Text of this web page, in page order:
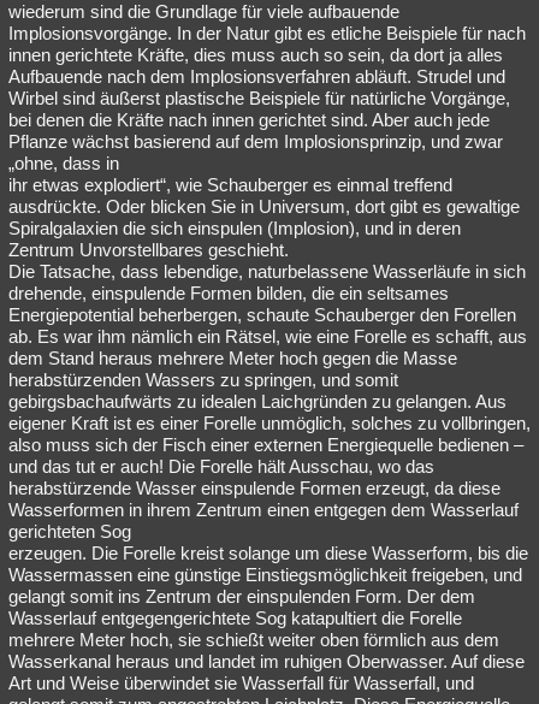
wiederum sind die Grundlage für viele aufbauende
Implosionsvorgänge. In der Natur gibt es etliche Beispiele für nach
innen gerichtete Kräfte, dies muss auch so sein, da dort ja alles
Aufbauende nach dem Implosionsverfahren abläuft. Strudel und
Wirbel sind äußerst plastische Beispiele für natürliche Vorgänge,
bei denen die Kräfte nach innen gerichtet sind. Aber auch jede
Pflanze wächst basierend auf dem Implosionsprinzip, und zwar
„ohne, dass in
ihr etwas explodiert“, wie Schauberger es einmal treffend
ausdrückte. Oder blicken Sie in Universum, dort gibt es gewaltige
Spiralgalaxien die sich einspulen (Implosion), und in deren
Zentrum Unvorstellbares geschieht.
Die Tatsache, dass lebendige, naturbelassene Wasserläufe in sich
drehende, einspulende Formen bilden, die ein seltsames
Energiepotential beherbergen, schaute Schauberger den Forellen
ab. Es war ihm nämlich ein Rätsel, wie eine Forelle es schafft, aus
dem Stand heraus mehrere Meter hoch gegen die Masse
herabstürzenden Wassers zu springen, und somit
gebirgsbachaufwärts zu idealen Laichgründen zu gelangen. Aus
eigener Kraft ist es einer Forelle unmöglich, solches zu vollbringen,
also muss sich der Fisch einer externen Energiequelle bedienen –
und das tut er auch! Die Forelle hält Ausschau, wo das
herabstürzende Wasser einspulende Formen erzeugt, da diese
Wasserformen in ihrem Zentrum einen entgegen dem Wasserlauf
gerichteten Sog
erzeugen. Die Forelle kreist solange um diese Wasserform, bis die
Wassermassen eine günstige Einstiegsmöglichkeit freigeben, und
gelangt somit ins Zentrum der einspulenden Form. Der dem
Wasserlauf entgegengerichtete Sog katapultiert die Forelle
mehrere Meter hoch, sie schießt weiter oben förmlich aus dem
Wasserkanal heraus und landet im ruhigen Oberwasser. Auf diese
Art und Weise überwindet sie Wasserfall für Wasserfall, und